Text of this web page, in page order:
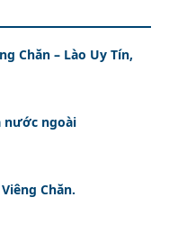
Chăn – Lào Uy Tín,
nước ngoài
Chăn.